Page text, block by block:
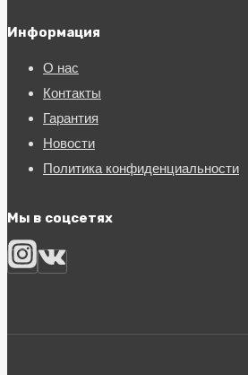
Информация
О нас
Контакты
Гарантия
Новости
Политика конфиденциальности
Мы в соцсетях